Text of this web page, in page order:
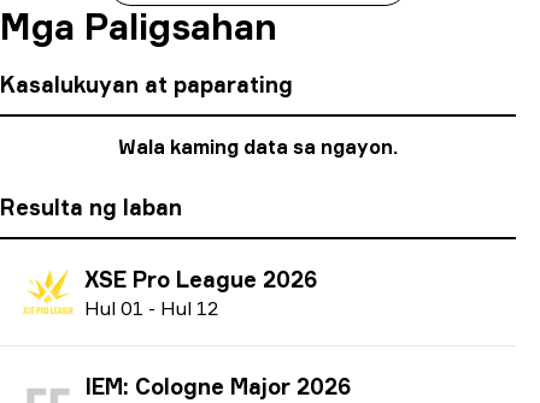
Mga Paligsahan
Kasalukuyan at paparating
Wala kaming data sa ngayon.
Resulta ng laban
XSE Pro League 2026
Hul 01 - Hul 12
IEM: Cologne Major 2026